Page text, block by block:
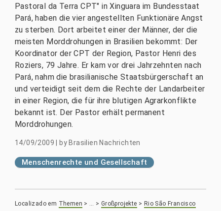
Pastoral da Terra CPT" in Xinguara im Bundesstaat
Pará, haben die vier angestellten Funktionäre Angst
zu sterben. Dort arbeitet einer der Männer, der die
meisten Morddrohungen in Brasilien bekommt: Der
Koordinator der CPT der Region, Pastor Henri des
Roziers, 79 Jahre. Er kam vor drei Jahrzehnten nach
Pará, nahm die brasilianische Staatsbürgerschaft an
und verteidigt seit dem die Rechte der Landarbeiter
in einer Region, die für ihre blutigen Agrarkonflikte
bekannt ist. Der Pastor erhält permanent
Morddrohungen.
14/09/2009 by Brasilien Nachrichten
Menschenrechte und Gesellschaft
Localizado em Themen > … > Großprojekte > Rio São Francisco